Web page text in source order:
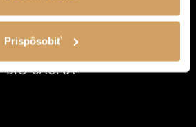
Prispôsobiť
BIO SAUNA